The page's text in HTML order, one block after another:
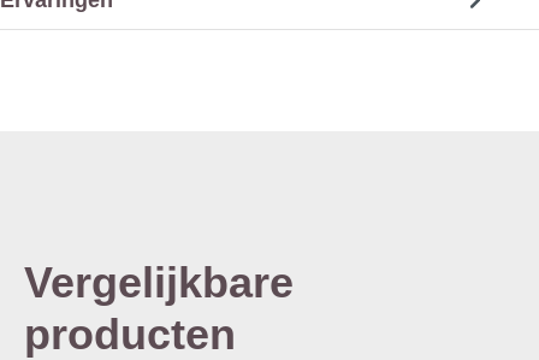
Vergelijkbare
producten